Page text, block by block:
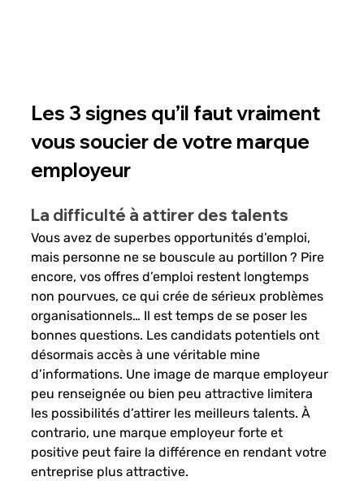
Les 3 signes qu’il faut vraiment
vous soucier de votre marque
employeur
La difficulté à attirer des talents
Vous avez de superbes opportunités d’emploi,
mais personne ne se bouscule au portillon ? Pire
encore, vos offres d’emploi restent longtemps
non pourvues, ce qui crée de sérieux problèmes
organisationnels… Il est temps de se poser les
bonnes questions. Les candidats potentiels ont
désormais accès à une véritable mine
d’informations. Une image de marque employeur
peu renseignée ou bien peu attractive limitera
les possibilités d’attirer les meilleurs talents. À
contrario, une marque employeur forte et
positive peut faire la différence en rendant votre
entreprise plus attractive.